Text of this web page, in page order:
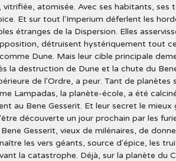
atomisée. Avec ses habitants, ses
Et sur tout l'Imperium déferlent les
étranges de la Dispersion. Elles
détruisent hystériquement tout
Dune. Mais leur cible principale
la destruction de Dune et la chute du
de l'Ordre, a peur. Tant de
Lampadas, la planète-école, a été
au Bene Gesserit. Et leur secret le
découverte un jour prochain par les
Gesserit, vieux de milénaires, de
les vers géants, source d'épice, les
la catastrophe. Déjà, sur la planète du